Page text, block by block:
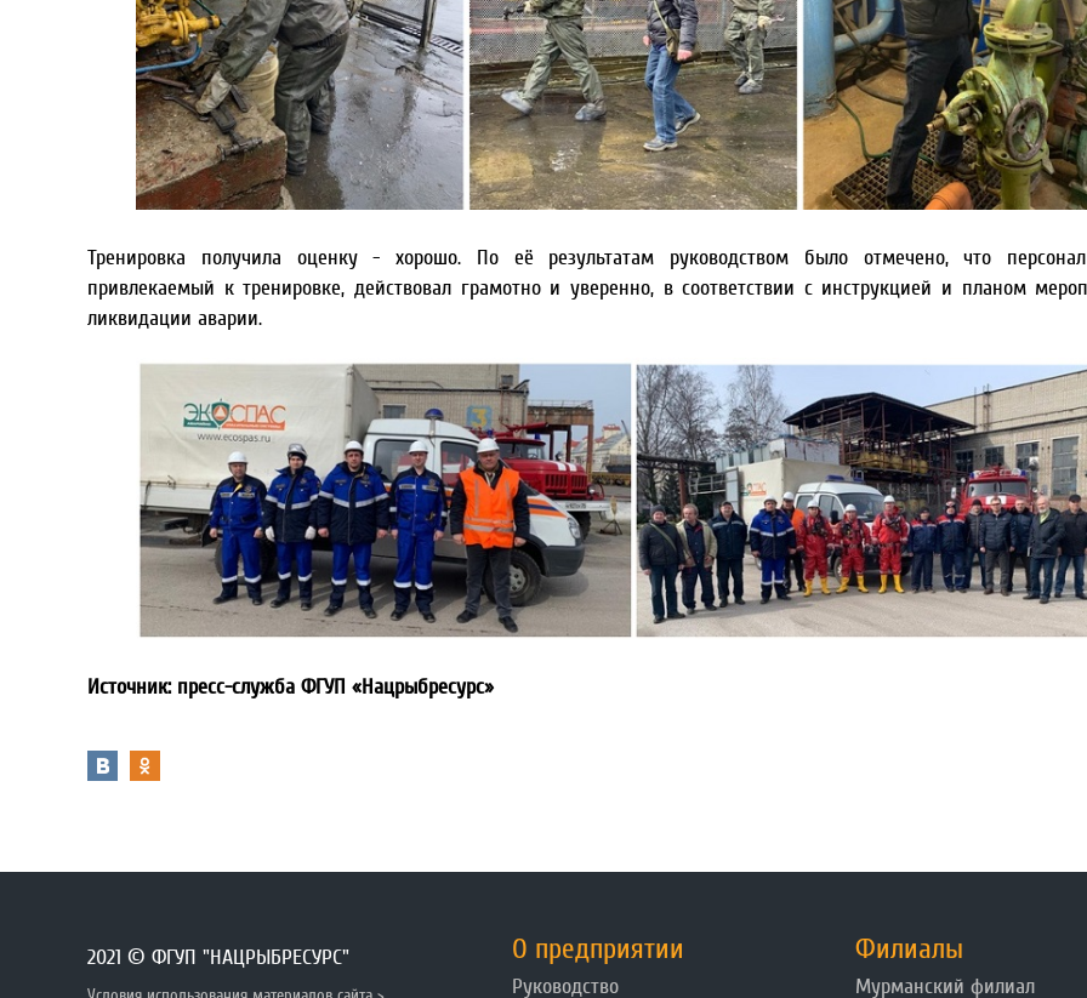
Тренировка получила оценку - хорошо. По её результатам руководством было отмечено, что
привлекаемый к тренировке, действовал грамотно и уверенно, в соответствии с инструкцией и планом
ликвидации аварии.
Источник: пресс-служба ФГУП «Нацрыбресурс»
2021 © ФГУП "НАЦРЫБРЕСУРС" О предприятии
Руководство
Филиалы
Мурманский филиал